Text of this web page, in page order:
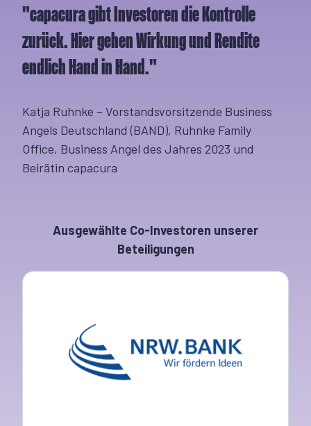
"capacura gibt Investoren die Kontrolle
zurück. Hier gehen Wirkung und Rendite
endlich Hand in Hand."
Katja Ruhnke – Vorstandsvorsitzende Business
Angels Deutschland (BAND), Ruhnke Family
Office, Business Angel des Jahres 2023 und
Beirätin capacura
Ausgewählte Co-Investoren unserer
Beteiligungen